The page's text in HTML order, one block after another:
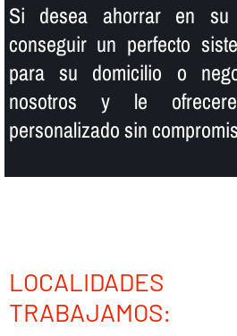
Si desea ahorrar en
conseguir un perfecto
para su domicilio o
nosotros y le
personalizado sin
TRABAJAMOS: